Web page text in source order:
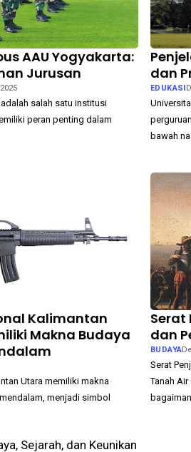
AAU Yogyakarta:
Jurusan
salah satu institusi
peran penting dalam
dan
EDUKASI
bawah
Kalimantan
Makna Budaya
Utara memiliki makna
menjadi simbol
Serat
dan
BUDAYA
Serat
Tanah